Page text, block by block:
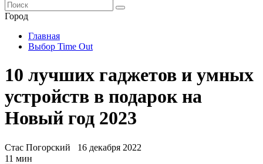
Город
Главная
Выбор Time Out
10 лучших гаджетов и умных
устройств в подарок на
Новый год 2023
Стас Погорский
16 декабря 2022
11 мин